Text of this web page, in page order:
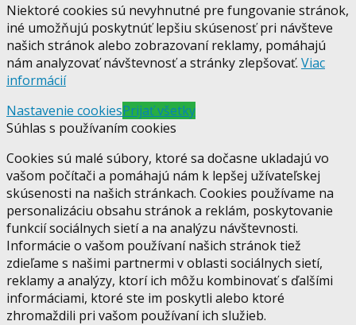
Niektoré cookies sú nevyhnutné pre fungovanie stránok,
iné umožňujú poskytnúť lepšiu skúsenosť pri návšteve
našich stránok alebo zobrazovaní reklamy, pomáhajú
nám analyzovať návštevnosť a stránky zlepšovať. Viac
informácií
Nastavenie cookiesPrijať všetky
Súhlas s používaním cookies
Cookies sú malé súbory, ktoré sa dočasne ukladajú vo
vašom počítači a pomáhajú nám k lepšej užívateľskej
skúsenosti na našich stránkach. Cookies používame na
personalizáciu obsahu stránok a reklám, poskytovanie
funkcií sociálnych sietí a na analýzu návštevnosti.
Informácie o vašom používaní našich stránok tiež
zdieľame s našimi partnermi v oblasti sociálnych sietí,
reklamy a analýzy, ktorí ich môžu kombinovať s ďalšími
informáciami, ktoré ste im poskytli alebo ktoré
zhromaždili pri vašom používaní ich služieb.